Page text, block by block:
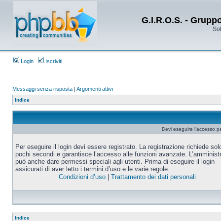
G.I.R.O.S. -
Login Iscriviti
Messaggi senza risposta | Argomenti attivi
Indice
Devi eseguire l’accesso
Per eseguire il login devi essere registrato. La registrazione richiede
pochi secondi e garantisce l’accesso alle funzioni avanzate.
puó anche dare permessi speciali agli utenti. Prima di eseguire il login
assicurati di aver letto i termini d’uso e le varie regole.
Condizioni d’uso| Trattamento dei dati personali
Indice